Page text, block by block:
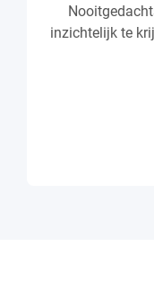
inzichtelijk te